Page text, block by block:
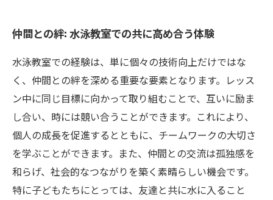
仲間との絆: 水泳教室での共に高め合う体験
水泳教室での経験は、単に個々の技術向上だけではな
く、仲間との絆を深める重要な要素となります。レッス
ン中に同じ目標に向かって取り組むことで、互いに励ま
し合い、時には競い合うことができます。これにより、
個人の成長を促進するとともに、チームワークの大切さ
を学ぶことができます。また、仲間との交流は孤独感を
和らげ、社会的なつながりを築く素晴らしい機会です。
特に子どもたちにとっては、友達と共に水に入ること